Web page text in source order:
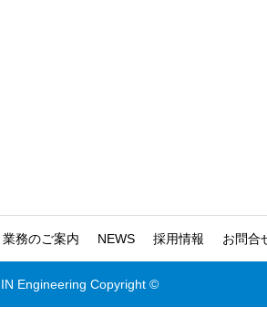
業務のご案内 NEWS 採用情報 お問合
Engineering Copyright ©